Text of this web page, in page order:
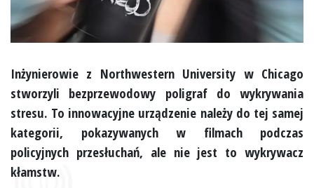
Inżynierowie z Northwestern University w Chicago
stworzyli bezprzewodowy poligraf do wykrywania
stresu. To innowacyjne urządzenie należy do tej samej
kategorii, pokazywanych w filmach podczas
policyjnych przesłuchań, ale nie jest to wykrywacz
kłamstw.